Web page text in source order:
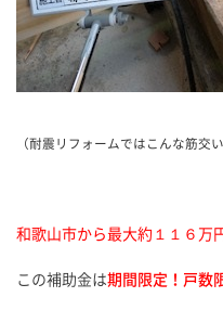
（耐震リフォームではこんな筋交
和歌山市から最大約１１６万
この補助金は期間限定！戸数